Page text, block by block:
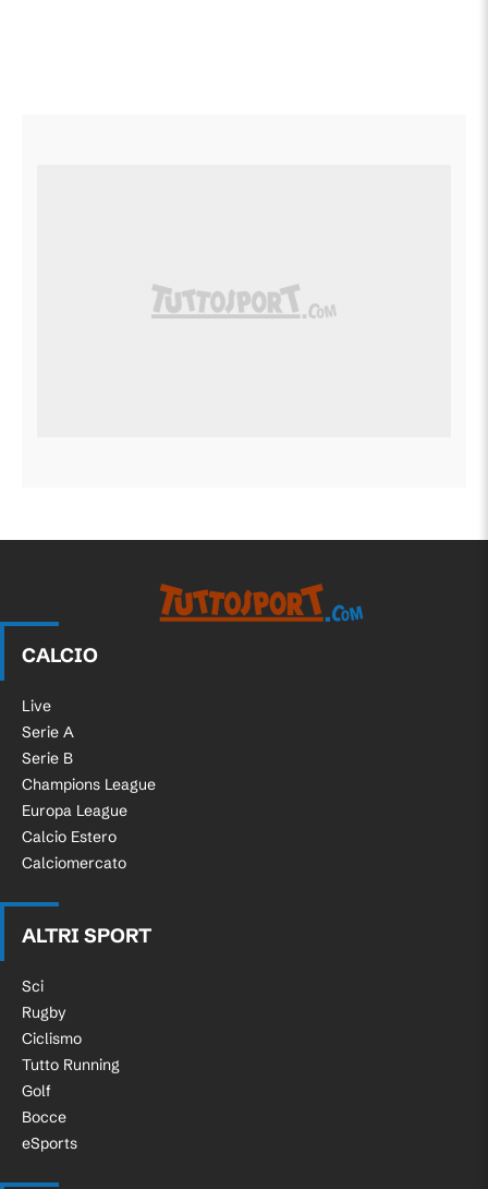
CALCIO
Live
Serie A
Serie B
Champions League
Europa League
Calcio Estero
Calciomercato
ALTRI SPORT
Sci
Rugby
Ciclismo
Tutto Running
Golf
Bocce
eSports